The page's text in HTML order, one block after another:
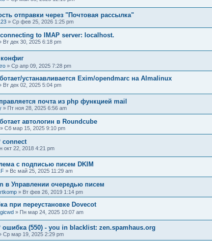
отправки через "Почтовая рассылка"
» Ср фев 25, 2026 1:25 pm
to IMAP server: localhost.
Вт дек 30, 2025 6:18 pm
» Ср апр 09, 2025 7:28 pm
устанавливается Exim/opendmarc на Almalinux
Вт дек 02, 2025 5:04 pm
почта из php функцией mail
» Пт ноя 28, 2025 6:56 am
автологин в Roundcube
» Сб мар 15, 2025 9:10 pm
connect
окт 22, 2018 4:21 pm
с подписью писем DKIM
» Вс май 25, 2025 11:29 am
в Управлении очередью писем
» Вт фев 26, 2019 1:14 pm
при переустановке Dovecot
» Пн мар 24, 2025 10:07 am
ошибка (550) - you in blacklist: zen.spamhaus.org
Ср мар 19, 2025 2:29 pm